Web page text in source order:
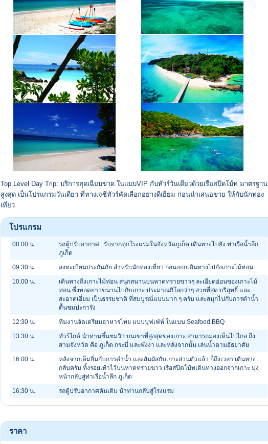
Top Level Day Trip: บริการสุดเฉียบขาด ในแบบVIP กับทัวร์วันเดียวด้วยเรือสปีดโบ้ท มาตรฐาน
สูงสุด เป็นโปรแกรมวันเดียว ที่ทางเจซีทัวร์คัดเลือกอย่างดีเยี่ยม ก่อนนำเสนอขาย ให้กับนักท่อง
เที่ยว
โปรแกรม
08:00 น.
รถตู้ปรับอากาศ...รับจากทุกโรงแรมในจังหวัดภูเก็ต เดินทางไปยัง ท่าเรือน้ำลึก
ภูเก็ต
09:30 น.
ลงทะเบียนประกันภัย สำหรับนักท่องเที่ยว ก่อนออกเดินทางไปยังเกาะไม้ท่อน
10.00 น.
เดินทางถึงเกาะไม้ท่อน สนุกสนานบนหาดทรายขาวๆ ละเอียดอ่อนของเกาะไม้
ท่อน ซึ่งทอดยาวขนานไปกับเกาะ ประมาณกิโลกว่าๆ สวยที่สุด บริสุทธิ์ และ
สะอาดเอี่ยม เป็นธรรมชาติ ที่สมบูรณ์แบบมาก ๆ ครับ และสนุกไปกับการดำน้ำ
ตื้นชมปะการัง
12:30 น.
ทีมงานจัดเตรียมอาหารไทย แบบบุฟเฟ่ห์ ในแบบ Seafood BBQ
13:30 น.
ทัวร์ไกด์ นำท่านขึ้นชมวิว บนเขาที่สูงสุดของเกาะ สามารถมองเห็นไปไกล ถึง
สามจังหวัด คือ ภูเก็ต กระบี่ และพังงา และหลังจากนั้น เล่นน้ำตามอัธยาศัย
16:00 น.
หลังจากเต็มอิ่มกับการดำน้ำ และสัมผัสกับเกาะส่วนตัวแล้ว ก็ถึงเวลา เดินทาง
กลับครับ ทิ้งรอยเท้าไว้บนหาดทรายขาว เรือสปีดโบ้ทเดินทางออกจากเกาะ มุ่ง
หน้ากลับสู่ท่าเรือน้ำลึก ภูเก็ต
16:30 น.
รถตู้ปรับอากาศคันเดิม นำท่านกลับสู่โรงแรม
ราคา